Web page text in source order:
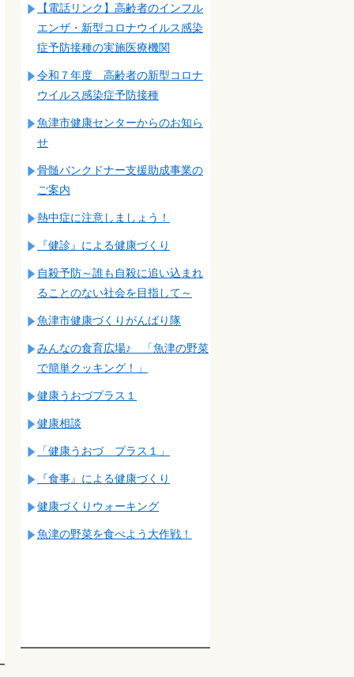
【電話リンク】高齢者のインフル
エンザ・新型コロナウイルス感染
症予防接種の実施医療機関
令和７年度 高齢者の新型コロナ
ウイルス感染症予防接種
魚津市健康センターからのお知ら
せ
骨髄バンクドナー支援助成事業の
ご案内
熱中症に注意しましょう！
『健診』による健康づくり
自殺予防～誰も自殺に追い込まれ
ることのない社会を目指して～
魚津市健康づくりがんばり隊
みんなの食育広場♪ 「魚津の野菜
で簡単クッキング！」
健康うおづプラス１
健康相談
「健康うおづ プラス１」
『食事』による健康づくり
健康づくりウォーキング
魚津の野菜を食べよう大作戦！